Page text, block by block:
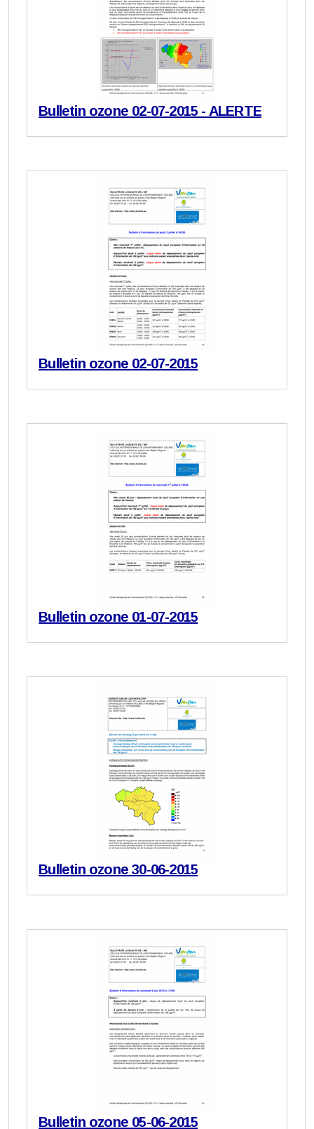
Bulletin ozone 02-07-2015 - ALERTE
Bulletin ozone 02-07-2015
Bulletin ozone 01-07-2015
Bulletin ozone 30-06-2015
Bulletin ozone 05-06-2015